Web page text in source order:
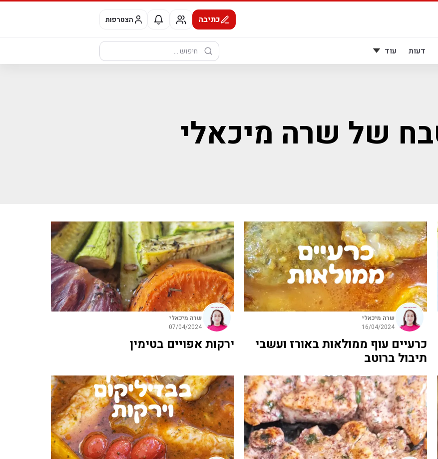
כתיבה הצטרפות
דעות עוד
חיפוש:
של שרה מיכאלי
שרה מיכאלי
16/04/2024
כרעיים עוף ממולאות באורז ועשבי
תיבול ברוטב
שרה מיכאלי
07/04/2024
ירקות אפויים בטימין